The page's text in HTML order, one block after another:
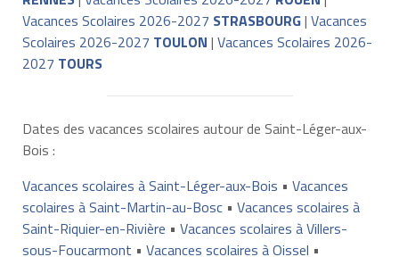
Vacances Scolaires 2026-2027 STRASBOURG| Vacances
Scolaires 2026-2027 TOULON | Vacances Scolaires 2026-
2027 TOURS
Dates des vacances scolaires autour de Saint-Léger-aux-
Bois :
Vacances scolaires à Saint-Léger-aux-Bois • Vacances
scolaires à Saint-Martin-au-Bosc• Vacances scolaires à
Saint-Riquier-en-Rivière • Vacances scolaires à Villers-
sous-Foucarmont • Vacances scolaires à Oissel •